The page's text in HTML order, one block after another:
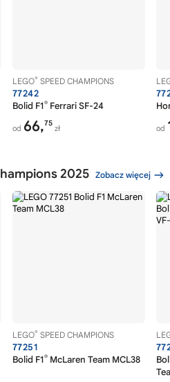
LEGO® SPEED CHAMPIONS
77242
Bolid F1® Ferrari SF-24
od 66,75
zł od
2025 Zobacz więcej
LEGO® SPEED CHAMPIONS
77251
Bolid F1® McLaren Team MCL38